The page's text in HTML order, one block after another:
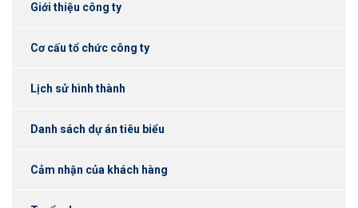
Giới thiệu công ty
Cơ cấu tổ chức công ty
Lịch sử hình thành
Danh sách dự án tiêu biểu
Cảm nhận của khách hàng